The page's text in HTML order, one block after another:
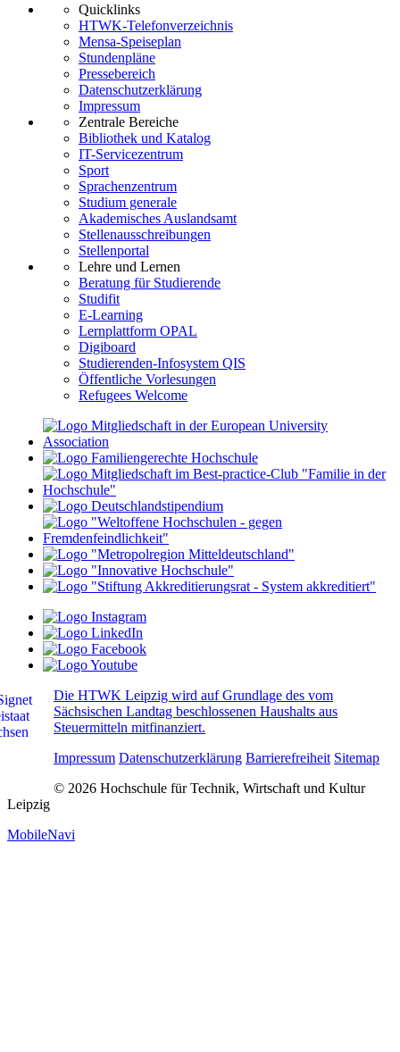
Quicklinks
HTWK-Telefonverzeichnis
Mensa-Speiseplan
Stundenpläne
Pressebereich
Datenschutzerklärung
Impressum
Zentrale Bereiche
Bibliothek und Katalog
IT-Servicezentrum
Sport
Sprachenzentrum
Studium generale
Akademisches Auslandsamt
Stellenausschreibungen
Stellenportal
Lehre und Lernen
Beratung für Studierende
Studifit
E-Learning
Lernplattform OPAL
Digiboard
Studierenden-Infosystem QIS
Öffentliche Vorlesungen
Refugees Welcome
Die HTWK Leipzig wird auf Grundlage des vom
Sächsischen Landtag beschlossenen Haushalts aus
Steuermitteln mitfinanziert.
Impressum Datenschutzerklärung Barrierefreiheit Sitemap
© 2026 Hochschule für Technik, Wirtschaft und Kultur
Leipzig
MobileNavi